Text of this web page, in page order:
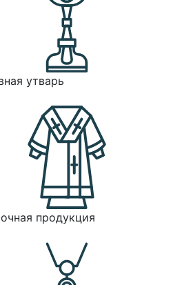
утварь
продукция